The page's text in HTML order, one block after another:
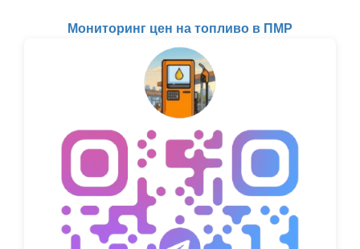
Мониторинг цен на топливо в ПМР